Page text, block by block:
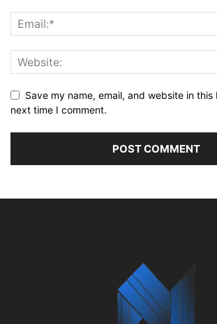
Save my name, email, and website in
next time I comment.